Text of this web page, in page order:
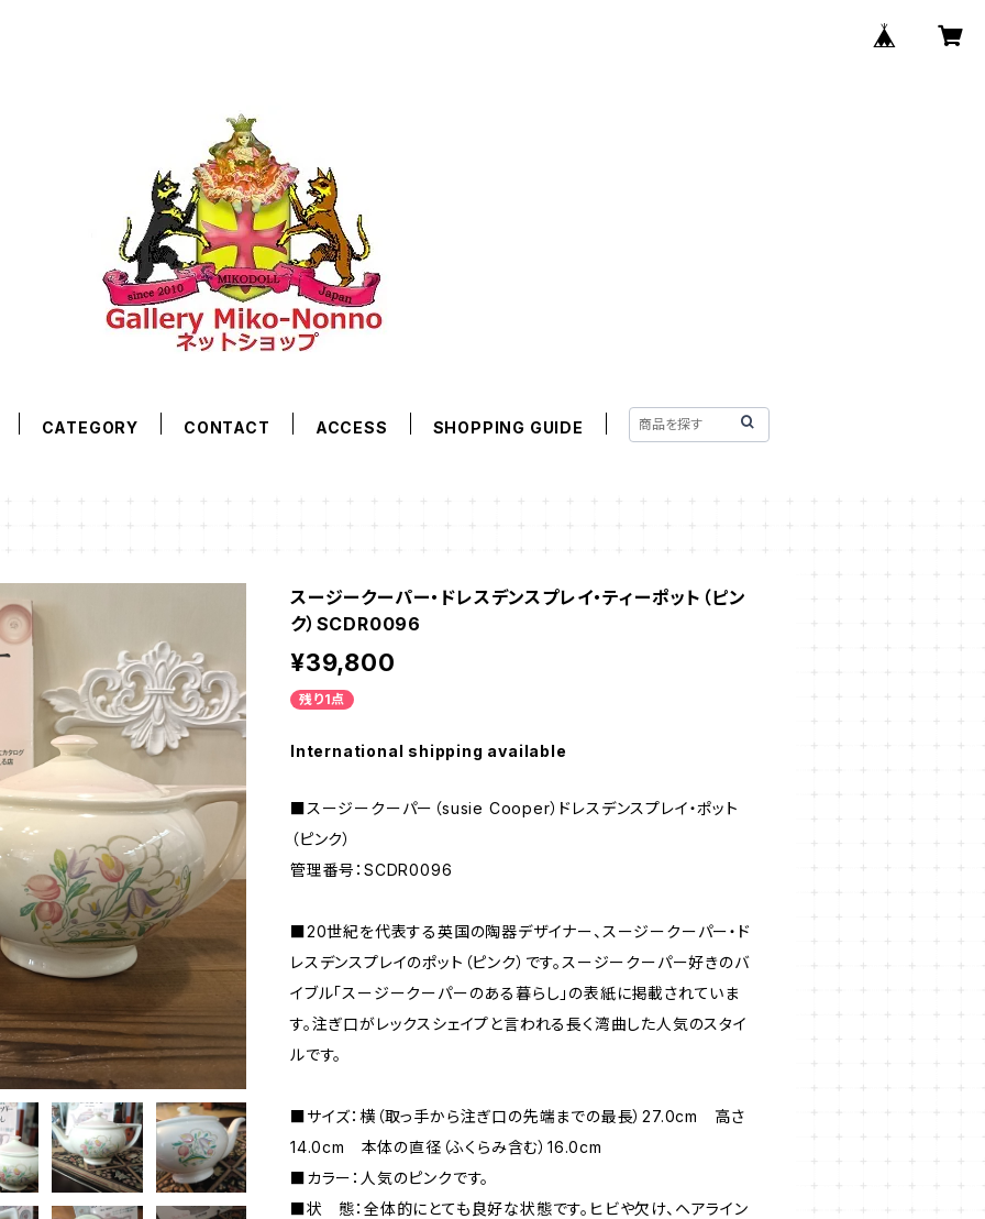
CATEGORY CONTACT ACCESS SHOPPING GUIDE
スージークーパー・ドレスデンスプレイ・ティーポット（ピン
ク）SCDR0096
¥39,800
残り1点
International shipping available
■スージークーパー（susie Cooper）ドレスデンスプレイ・ポット
（ピンク）
管理番号：SCDR0096
■20世紀を代表する英国の陶器デザイナー、スージークーパー・ド
レスデンスプレイのポット（ピンク）です。スージークーパー好きのバ
イブル「スージークーパーのある暮らし」の表紙に掲載されていま
す。注ぎ口がレックスシェイプと言われる長く湾曲した人気のスタイ
ルです。
■サイズ：横（取っ手から注ぎ口の先端までの最長）27.0cm 高さ
14.0cm 本体の直径（ふくらみ含む）16.0cm
■カラー：人気のピンクです。
■状 態：全体的にとても良好な状態です。ヒビや欠け、ヘアライン